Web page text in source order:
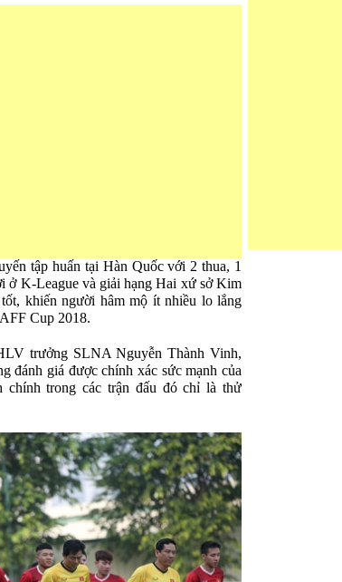
tập huấn tại Hàn Quốc với 2 thua, 1
ở K-League và giải hạng Hai xứ sở Kim
khiến người hâm mộ ít nhiều lo lắng
Cup 2018.
trưởng SLNA Nguyễn Thành Vinh,
đánh giá được chính xác sức mạnh của
trong các trận đấu đó chỉ là thử